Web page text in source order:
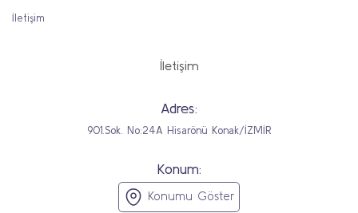
İletişim
İletişim
Adres:
901.Sok. No:24A Hisarönü Konak/İZMİR
Konum:
Konumu Göster